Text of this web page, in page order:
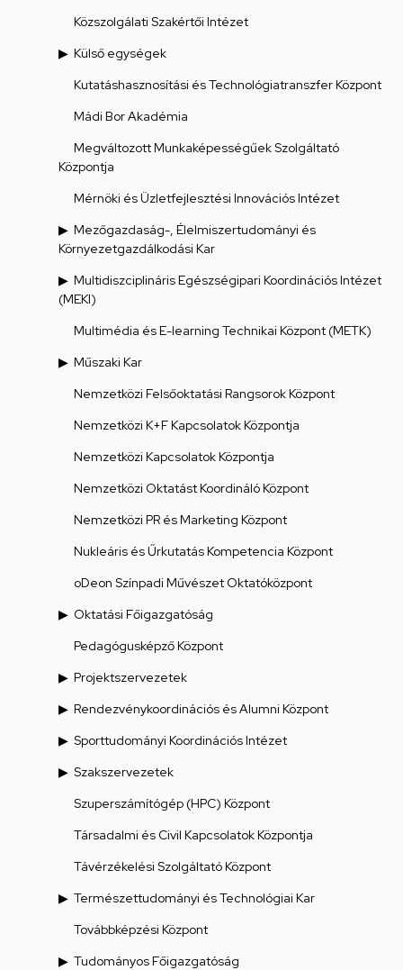
Közszolgálati Szakértői Intézet
Külső egységek
Kutatáshasznosítási és Technológiatranszfer Központ
Mádi Bor Akadémia
Megváltozott Munkaképességűek Szolgáltató
Központja
Mérnöki és Üzletfejlesztési Innovációs Intézet
Mezőgazdaság-, Élelmiszertudományi és
Környezetgazdálkodási Kar
Multidiszciplináris Egészségipari Koordinációs Intézet
(MEKI)
Multimédia és E-learning Technikai Központ (METK)
Műszaki Kar
Nemzetközi Felsőoktatási Rangsorok Központ
Nemzetközi K+F Kapcsolatok Központja
Nemzetközi Kapcsolatok Központja
Nemzetközi Oktatást Koordináló Központ
Nemzetközi PR és Marketing Központ
Nukleáris és Űrkutatás Kompetencia Központ
oDeon Színpadi Művészet Oktatóközpont
Oktatási Főigazgatóság
Pedagógusképző Központ
Projektszervezetek
Rendezvénykoordinációs és Alumni Központ
Sporttudományi Koordinációs Intézet
Szakszervezetek
Szuperszámítógép (HPC) Központ
Társadalmi és Civil Kapcsolatok Központja
Távérzékelési Szolgáltató Központ
Természettudományi és Technológiai Kar
Továbbképzési Központ
Tudományos Főigazgatóság